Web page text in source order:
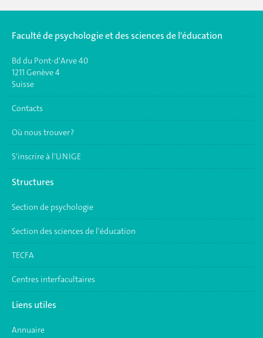
Faculté de psychologie et des sciences de l'éducation
Bd du Pont-d'Arve 40
1211 Genève 4
Suisse
Contacts
Où nous trouver ?
S'inscrire à l'UNIGE
Structures
Section de psychologie
Section des sciences de l'éducation
TECFA
Centres interfacultaires
Liens utiles
Annuaire